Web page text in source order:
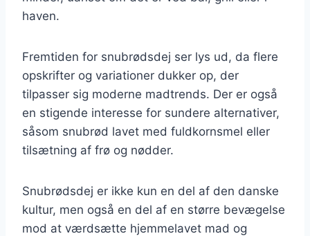
haven.
Fremtiden for snubrødsdej ser lys ud, da flere
opskrifter og variationer dukker op, der
tilpasser sig moderne madtrends. Der er også
en stigende interesse for sundere alternativer,
såsom snubrød lavet med fuldkornsmel eller
tilsætning af frø og nødder.
Snubrødsdej er ikke kun en del af den danske
kultur, men også en del af en større bevægelse
mod at værdsætte hjemmelavet mad og